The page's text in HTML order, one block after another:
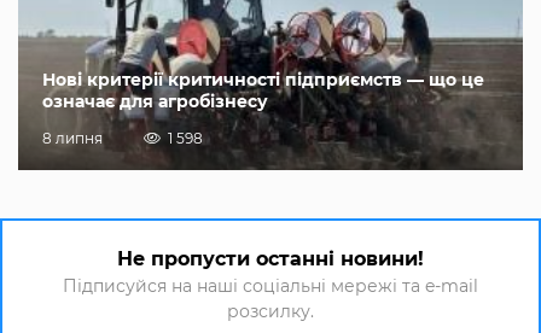
Нові критерії критичності підприємств — що це
означає для агробізнесу
8 липня 1 598
Не пропусти останні новини!
Підписуйся на наші соціальні мережі та e-mail
розсилку.